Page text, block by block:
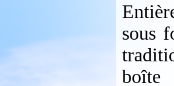
sous
boîte